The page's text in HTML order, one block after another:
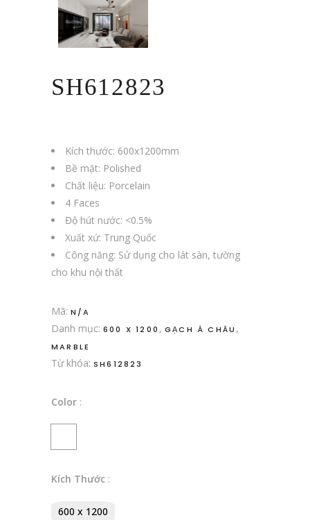
SH612823
Kích thước: 600x1200mm
Bề mặt: Polished
Chất liệu: Porcelain
4 Faces
Độ hút nước: <0.5%
Xuất xứ: Trung Quốc
Công năng: Sử dụng cho lát sàn, tường
cho khu nội thất
Mã: N/A
Danh mục: 600 X 1200 , GẠCH Á CHÂU ,
MARBLE
Từ khóa: SH612823
Color :
Kích Thước :
600 x 1200